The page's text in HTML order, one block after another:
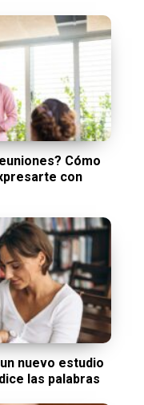
Cómo
con
nuevo estudio
las palabras